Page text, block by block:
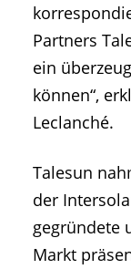
Partners
ein
können“,
Leclanché.
Talesun
der
gegründete
Markt